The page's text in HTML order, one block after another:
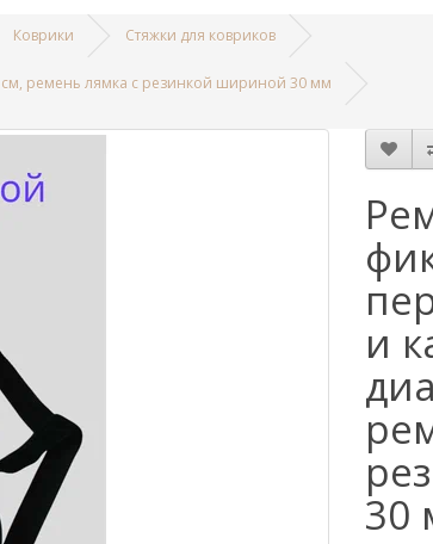
Коврики Стяжки для ковриков
ремень лямка с резинкой шириной 30 мм
и
30